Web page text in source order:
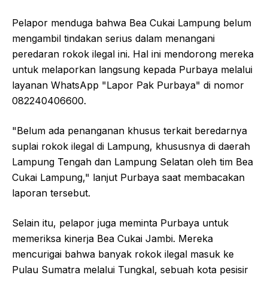
Pelapor menduga bahwa Bea Cukai Lampung belum
mengambil tindakan serius dalam menangani
peredaran rokok ilegal ini. Hal ini mendorong mereka
untuk melaporkan langsung kepada Purbaya melalui
layanan WhatsApp "Lapor Pak Purbaya" di nomor
082240406600.
"Belum ada penanganan khusus terkait beredarnya
suplai rokok ilegal di Lampung, khususnya di daerah
Lampung Tengah dan Lampung Selatan oleh tim Bea
Cukai Lampung," lanjut Purbaya saat membacakan
laporan tersebut.
Selain itu, pelapor juga meminta Purbaya untuk
memeriksa kinerja Bea Cukai Jambi. Mereka
mencurigai bahwa banyak rokok ilegal masuk ke
Pulau Sumatra melalui Tungkal, sebuah kota pesisir